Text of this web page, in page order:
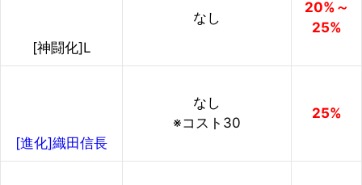
[神闘化]L
なし
20%～
25%
[進化]織田信長
なし
※コスト30
25%